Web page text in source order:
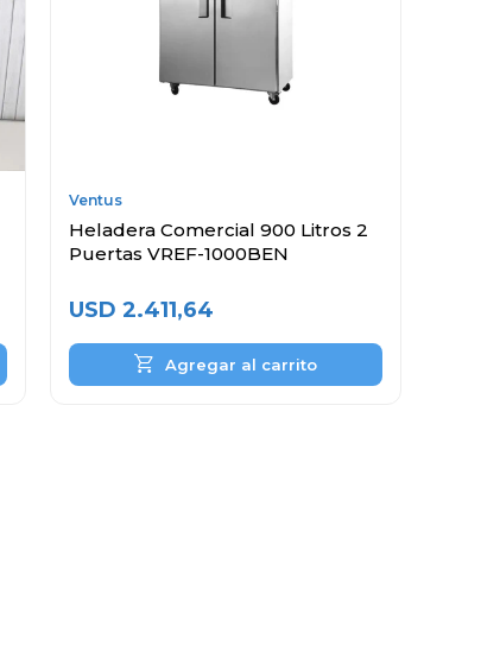
Ventus
Heladera Comercial 900 Litros 2
Puertas VREF-1000BEN
USD 2.411,64